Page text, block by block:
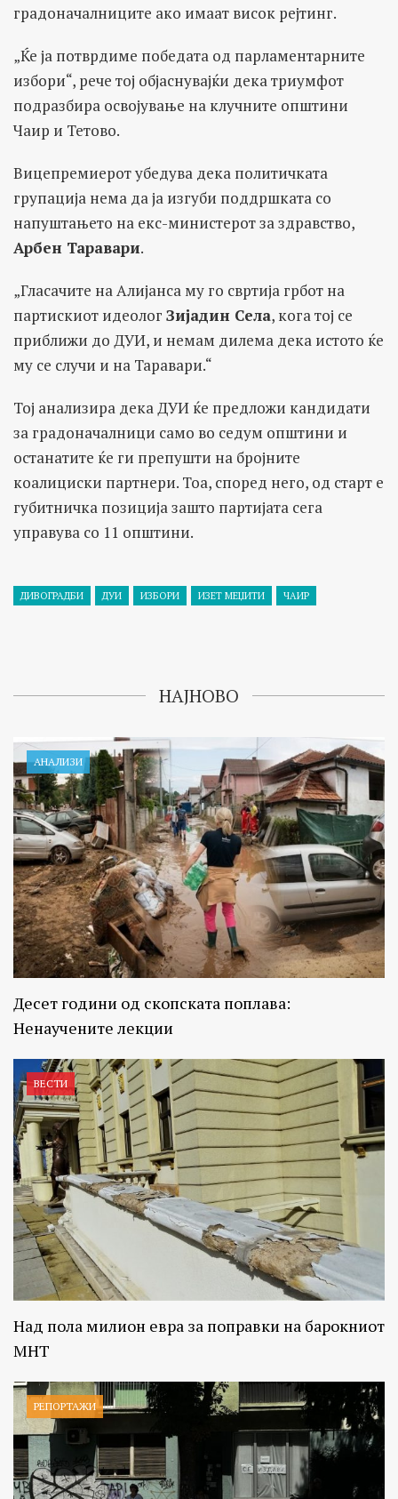
градоначалниците ако имаат висок рејтинг.
„Ќе ја потврдиме победата од парламентарните
избори“, рече тој објаснувајќи дека триумфот
подразбира освојување на клучните општини
Чаир и Тетово.
Вицепремиерот убедува дека политичката
групација нема да ја изгуби поддршката со
напуштањето на екс-министерот за здравство,
Арбен Таравари.
„Гласачите на Алијанса му го свртија грбот на
партискиот идеолог Зијадин Села, кога тој се
приближи до ДУИ, и немам дилема дека истото ќе
му се случи и на Таравари.“
Тој анализира дека ДУИ ќе предложи кандидати
за градоначалници само во седум општини и
останатите ќе ги препушти на бројните
коалициски партнери. Тоа, според него, од старт е
губитничка позиција зашто партијата сега
управува со 11 општини.
ДИВОГРАДБИ ДУИ ИЗБОРИ ИЗЕТ МЕЏИТИ ЧАИР
НАЈНОВО
АНАЛИЗИ
Десет години од скопската поплава:
Ненаучените лекции
ВЕСТИ
Над пола милион евра за поправки на барокниот
МНТ
РЕПОРТАЖИ